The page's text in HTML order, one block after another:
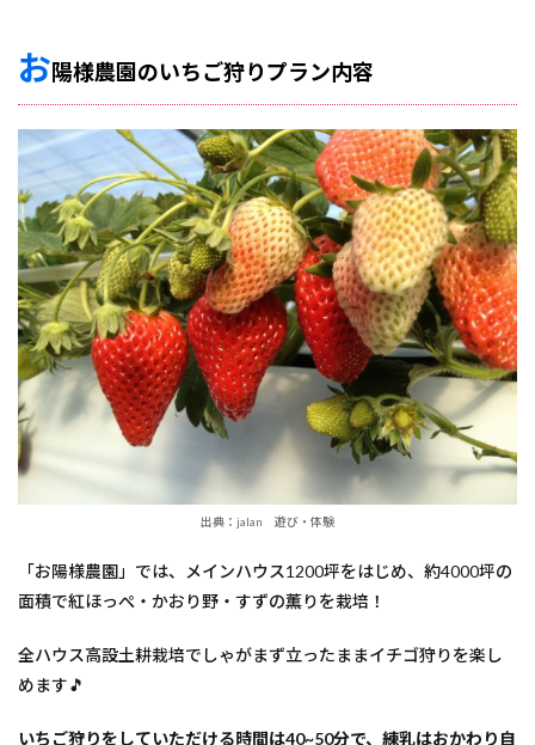
お陽様農園のいちご狩りプラン内容
出典：jalan 遊び・体験
「お陽様農園」では、メインハウス1200坪をはじめ、約4000坪の
面積で紅ほっぺ・かおり野・すずの薫りを栽培！
全ハウス高設土耕栽培でしゃがまず立ったままイチゴ狩りを楽し
めます🎵
いちご狩りをしていただける時間は40~50分で、練乳はおかわり自